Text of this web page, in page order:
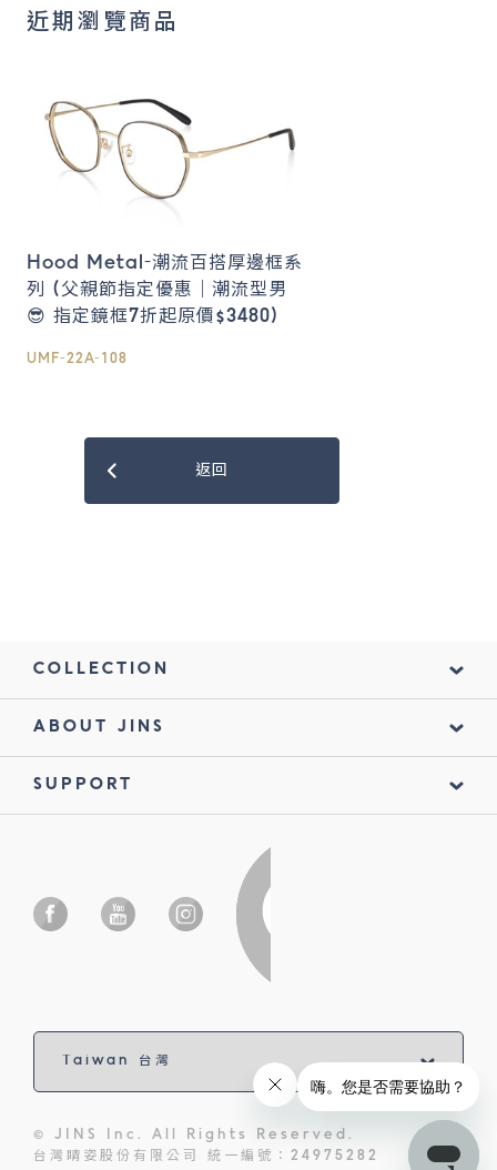
近期瀏覽商品
Hood Metal-潮流百搭厚邊框系
列 (父親節指定優惠｜潮流型男
😎 指定鏡框7折起原價$3480)
UMF-22A-108
返回
COLLECTION
ABOUT JINS
SUPPORT
© JINS Inc. All Rights Reserved.
台灣睛姿股份有限公司 統一編號：24975282